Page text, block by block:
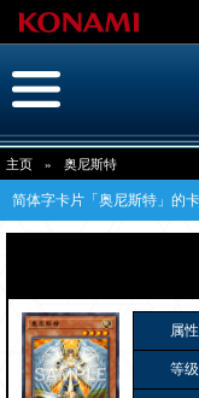
主页 » 奥尼斯特
简体字卡片「奥尼斯特」的
属性
等级